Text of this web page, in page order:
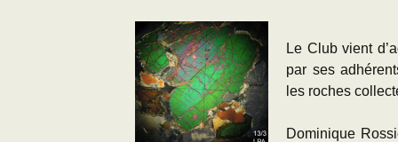
Le Club vient
par ses
les roches
Dominique